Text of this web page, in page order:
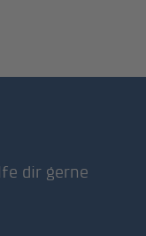
dir gerne